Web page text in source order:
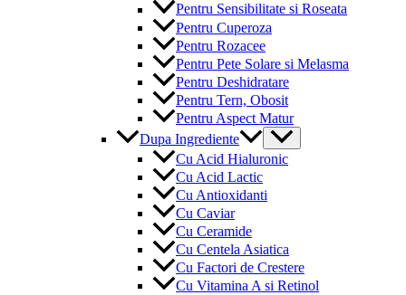
Pentru Sensibilitate si Roseata
Pentru Cuperoza
Pentru Rozacee
Pentru Pete Solare si Melasma
Pentru Deshidratare
Pentru Tern, Obosit
Pentru Aspect Matur
Dupa Ingrediente
Menu
Toggle
Cu Acid Hialuronic
Cu Acid Lactic
Cu Antioxidanti
Cu Caviar
Cu Ceramide
Cu Centela Asiatica
Cu Factori de Crestere
Cu Vitamina A si Retinol